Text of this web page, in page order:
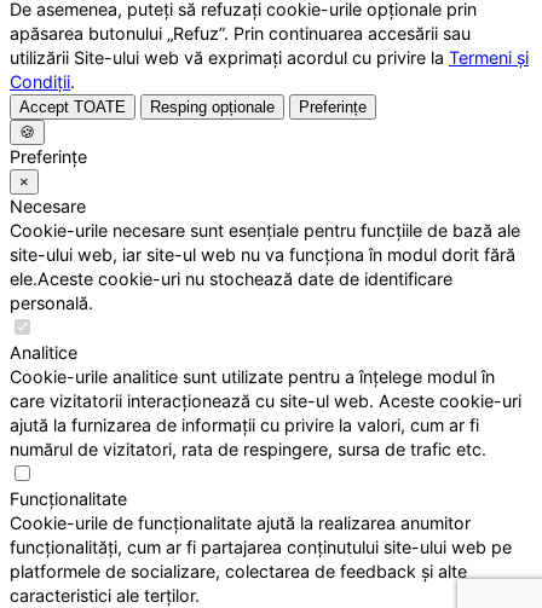
De asemenea, puteți să refuzați cookie-urile opționale prin
apăsarea butonului „Refuz”. Prin continuarea accesării sau
utilizării Site-ului web vă exprimați acordul cu privire la Termeni și
Condiții.
Accept TOATE Resping opționale
Preferințe
🍪
Preferințe
×
Necesare
Cookie-urile necesare sunt esențiale pentru funcțiile de bază ale
site-ului web, iar site-ul web nu va funcționa în modul dorit fără
ele.Aceste cookie-uri nu stochează date de identificare
personală.
Analitice
Cookie-urile analitice sunt utilizate pentru a înțelege modul în
care vizitatorii interacționează cu site-ul web. Aceste cookie-uri
ajută la furnizarea de informații cu privire la valori, cum ar fi
numărul de vizitatori, rata de respingere, sursa de trafic etc.
Funcționalitate
Cookie-urile de funcționalitate ajută la realizarea anumitor
funcționalități, cum ar fi partajarea conținutului site-ului web pe
platformele de socializare, colectarea de feedback și alte
caracteristici ale terților.